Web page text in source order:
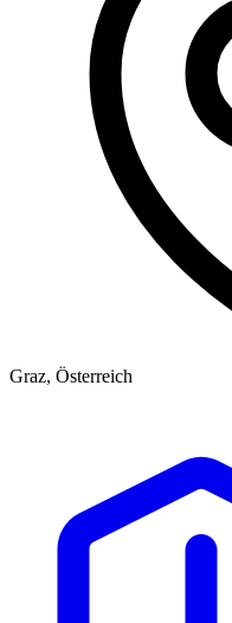
Graz, Österreich